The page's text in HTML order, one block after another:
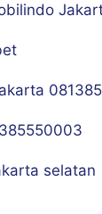
selatan